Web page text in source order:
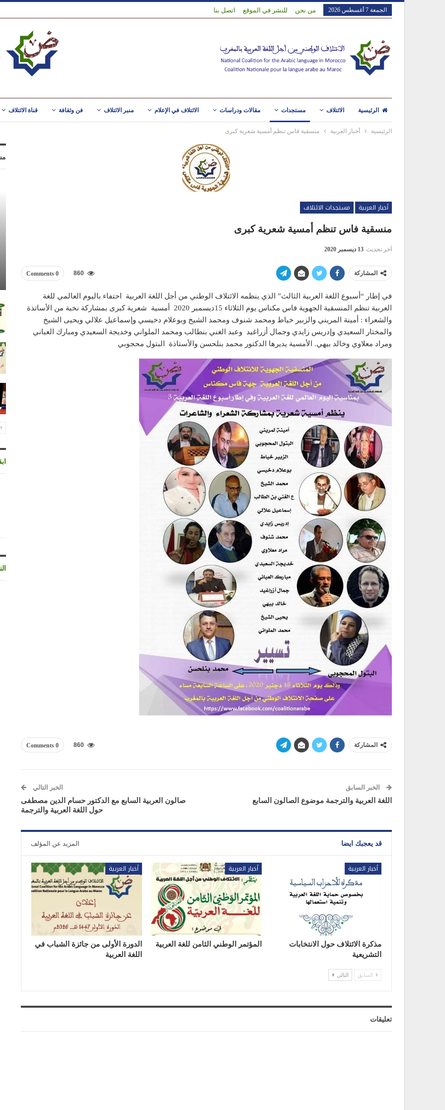
الجمعة 7 أغسطس 2026 من نحن للنشر في الموقع اتصل بنا
الرئيسية الائتلاف مستجدات مقالات ودراسات الائتلاف في الإعلام منبر الائتلاف فن وثقافة قناة الائتلاف
الرئيسية أخبار العربية منسقية فاس تنظم أمسية شعرية كبرى
أخبار العربية
مستجدات الائتلاف
منسقية فاس تنظم أمسية شعرية كبرى
آخر تحديث 13 ديسمبر 2020
المشاركة 0 Comments 860
في إطار “أسبوع اللغة العربية الثالث” الذي ينظمه الائتلاف الوطني من أجل اللغة العربية احتفاء باليوم العالمي للغة
العربية تنظم المنسقية الجهوية فاس مكناس يوم الثلاثاء 15ديسمبر 2020 أمسية شعرية كبرى بمشاركة نخبة من الأساتذة
والشعراء : أمينة المريني والزبير خياط ومحمد شنوف ومحمد الشيخ وبوعلام دخيسي وإسماعيل علالي ويحيى الشيخ
والمختار السعيدي وإدريس زايدي وجمال أزراغيد وعبد الغني بنطالب ومحمد الملواني وخديجة السعيدي ومبارك العباني
ومراد معلاوي وخالد بيهي. الأمسية يديرها الدكتور محمد بنلحسن والأستاذة البتول محجوبي
المشاركة 0 Comments 860
الخبر السابق
اللغة العربية والترجمة موضوع الصالون السابع
الخبر التالي
صالون العربية السابع مع الدكتور حسام الدين مصطفى
حول اللغة العربية والترجمة
قد يعجبك ايضا المزيد عن المؤلف
أخبار العربية
مذكرة الائتلاف حول الانتخابات
التشريعية
أخبار العربية
المؤتمر الوطني الثامن للغة العربية
أخبار العربية
الدورة الأولى من جائزة الشباب في
اللغة العربية
السابق التالي
تعليقات